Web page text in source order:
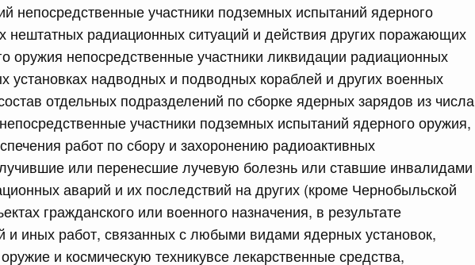
непосредственные участники подземных испытаний ядерного
нештатных радиационных ситуаций и действия других поражающих
оружия непосредственные участники ликвидации радиационных
установках надводных и подводных кораблей и других военных
отдельных подразделений по сборке ядерных зарядов из числа
участники подземных испытаний ядерного оружия,
работ по сбору и захоронению радиоактивных
или перенесшие лучевую болезнь или ставшие инвалидами
аварий и их последствий на других (кроме Чернобыльской
гражданского или военного назначения, в результате
и иных работ, связанных с любыми видами ядерных установок,
и космическую техникувсе лекарственные средства,
Федерации от 16.07.2026 г. № 900
Российской Федерации от 7 сентября 2018
июля, среда
Федерации от 15.07.2026 г. № 893
Российской Федерации от 11 ноября 2023 г.